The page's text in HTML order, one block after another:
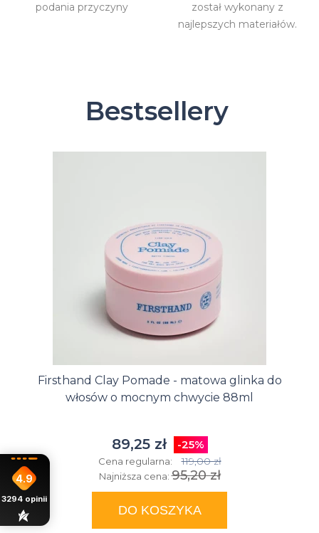
podania przyczyny
został wykonany z
najlepszych materiałów.
Bestsellery
Firsthand Clay Pomade - matowa glinka do
włosów o mocnym chwycie 88ml
89,25 zł -25%
Cena regularna: 119,00 zł
Najniższa cena:95,20 zł
DO KOSZYKA
4.9
3294 opinii